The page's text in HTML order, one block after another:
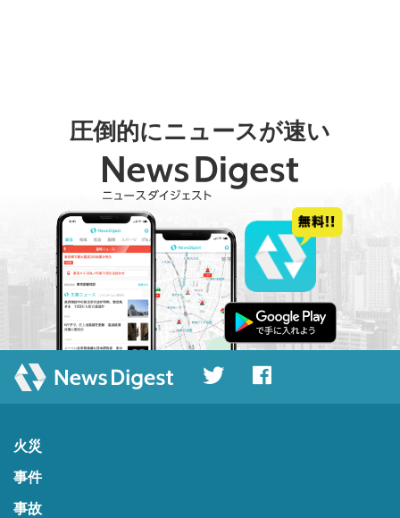
圧倒的にニュースが速い
火災
事件
事故